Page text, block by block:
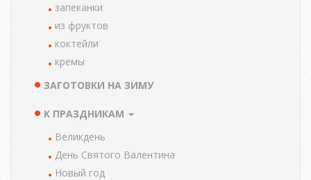
запеканки
из фруктов
коктейли
кремы
ЗАГОТОВКИ НА ЗИМУ
К ПРАЗДНИКАМ
Великдень
День Святого Валентина
Новый год